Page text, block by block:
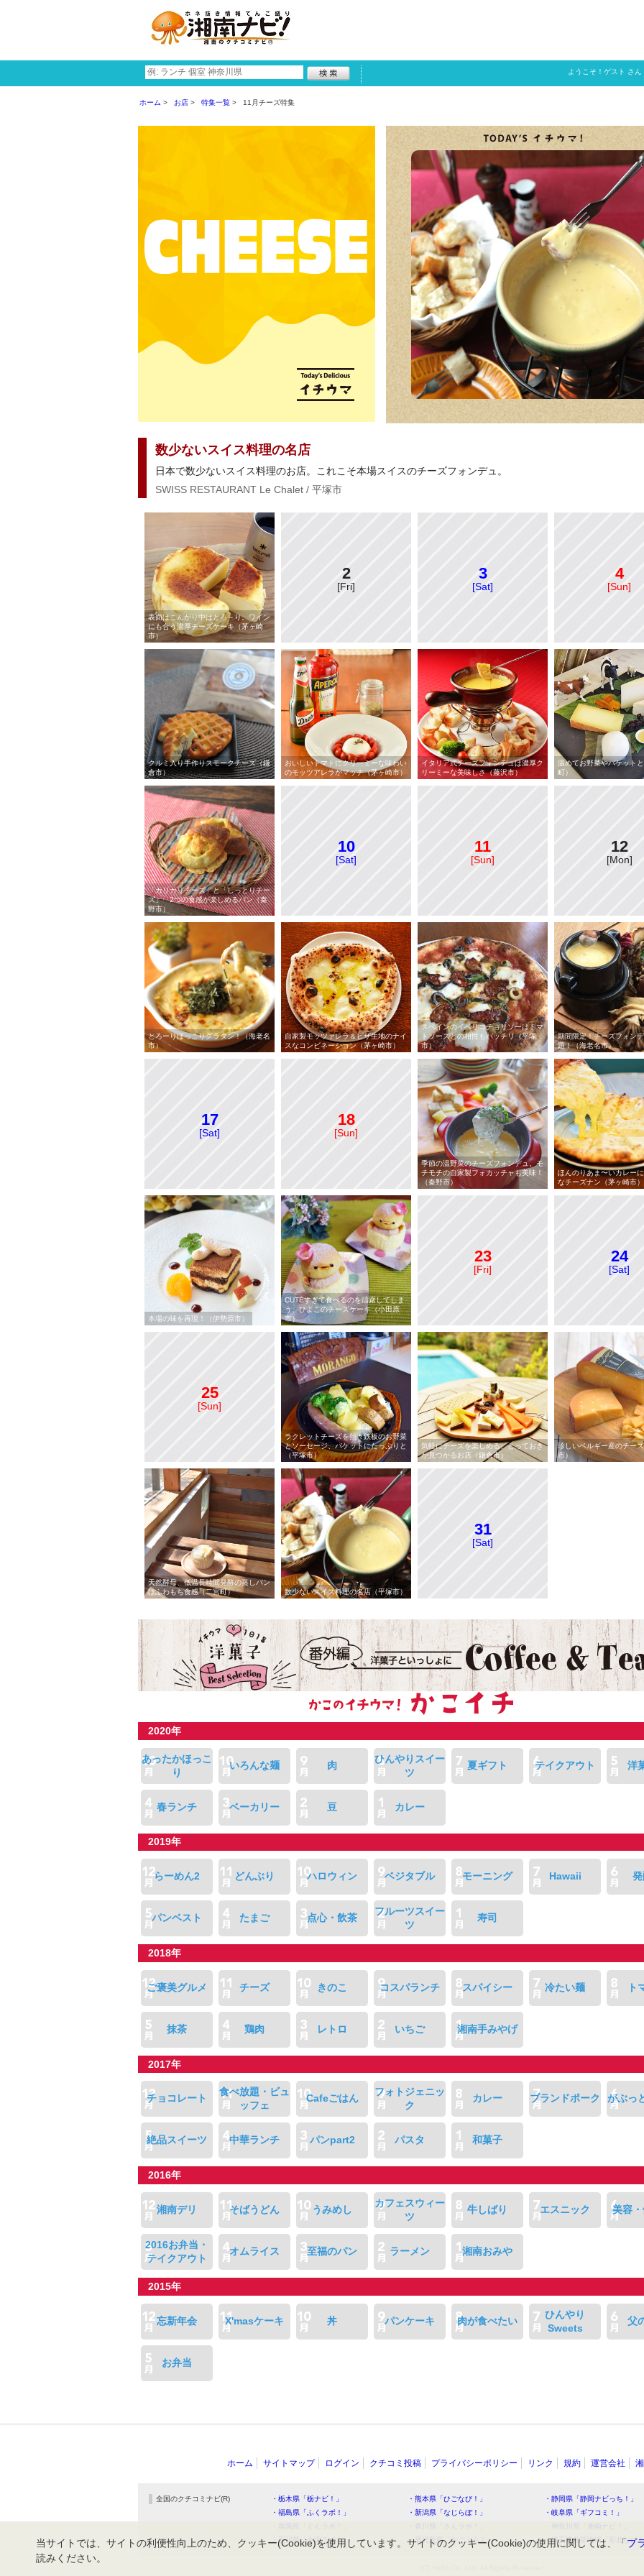
ようこそ！ ゲスト さん
ホーム お店 特集一覧 11月チーズ特集
数少ないスイス料理の名店
日本で数少ないスイス料理のお店。これこそ本場スイスのチーズフォンデュ。
SWISS RESTAURANT Le Chalet / 平塚市
表面はこんがり中はとろ～り。ワイン
にも合う濃厚チーズケーキ（茅ヶ崎
市）
2
[Fri]
3
[Sat]
4
[Sun]
クルミ入り手作りスモークチーズ（鎌
倉市）
おいしいトマトにクリーミーな味わい
のモッツアレラがマッチ（茅ヶ崎市）
イタリア式チーズフォンデュは濃厚ク
リーミーな美味しさ（藤沢市）
温めてお野菜やバケット
町）
「カリカリチーズ」と「しっとりチー
ズ」 2つの食感が楽しめるパン（秦
野市）
10
[Sat]
11
[Sun]
12
[Mon]
とろーりほっこりグラタン！（海老名
市）
自家製モッツァレラ＆ピザ生地のナイ
スなコンビネーション（茅ヶ崎市）
スペインのイベリコチョリソーはトマ
トソースとの相性もバッチリ（平塚
市）
期間限定！チーズフォン
題！（海老名市）
17
[Sat]
18
[Sun]
季節の温野菜のチーズフォンデュ。モ
チモチの自家製フォカッチャも美味！
（秦野市）
ほんのりあま〜いカレー
なチーズナン（茅ヶ崎市）
本場の味を再現！（伊勢原市）
CUTEすぎて食べるのを躊躇してしま
う、ひよこのチーズケーキ（小田原
市）
23
[Fri]
24
[Sat]
25
[Sun]
ラクレットチーズを熱々鉄板のお野菜
とソーセージ、バケットにたっぷりと
（平塚市）
気軽にチーズを楽しめる、とっておき
が見つかるお店（鎌倉市）
珍しいベルギー産のチー
市）
天然酵母、低温長時間発酵の蒸しパン
はふわもち食感（二宮町）
数少ないスイス料理の名店（平塚市）
31
[Sat]
2020年
あったかほっこ
り
いろんな麺 肉
ひんやりスイー
ツ
夏ギフト テイクアウト 洋
春ランチ ベーカリー 豆 カレー
2019年
らーめん2 どんぶり ハロウィン ベジタブル モーニング Hawaii
パンベスト たまご 点心・飲茶
フルーツスイー
ツ
寿司
2018年
ご褒美グルメ チーズ きのこ コスパランチ スパイシー 冷たい麺 ト
抹茶 鶏肉 レトロ いちご 湘南手みやげ
2017年
チョコレート
食べ放題・ビュ
ッフェ
Cafeごはん
フォトジェニッ
ク
カレー ブランドポーク がぶっ
絶品スイーツ 中華ランチ パンpart2 パスタ 和菓子
2016年
湘南デリ そばうどん うみめし
カフェスウィー
ツ
牛しばり エスニック 美容
2016お弁当・
テイクアウト
オムライス 至福のパン ラーメン 湘南おみや
2015年
忘新年会 X'masケーキ 丼 パンケーキ 肉が食べたい
ひんやり
Sweets
父
お弁当
ホーム サイトマップ ログイン クチコミ投稿 プライバシーポリシー リンク 規約 運営会社
全国のクチコミナビ(R) ・栃木県「栃ナビ！」 ・熊本県「ひごなび！」
・静岡県「静岡ナビっち！」
・福島県「ふくラボ！」
・新潟県「なじらぼ！」
・岐阜県「ギフコミ！」
・石川県「金沢ラボ！」
・鹿児島県「かごぶら！」 ・埼玉県北部地域「彩北なび
当サイトでは、サイトの利便性向上のため、クッキー(Cookie)を使用しています。サイトのクッキー(Cookie)の使用に関しては、「プ
読みください。